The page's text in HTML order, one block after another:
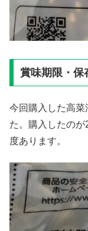
賞味期限・保
今回購入した高
た。購入したの
度あります。